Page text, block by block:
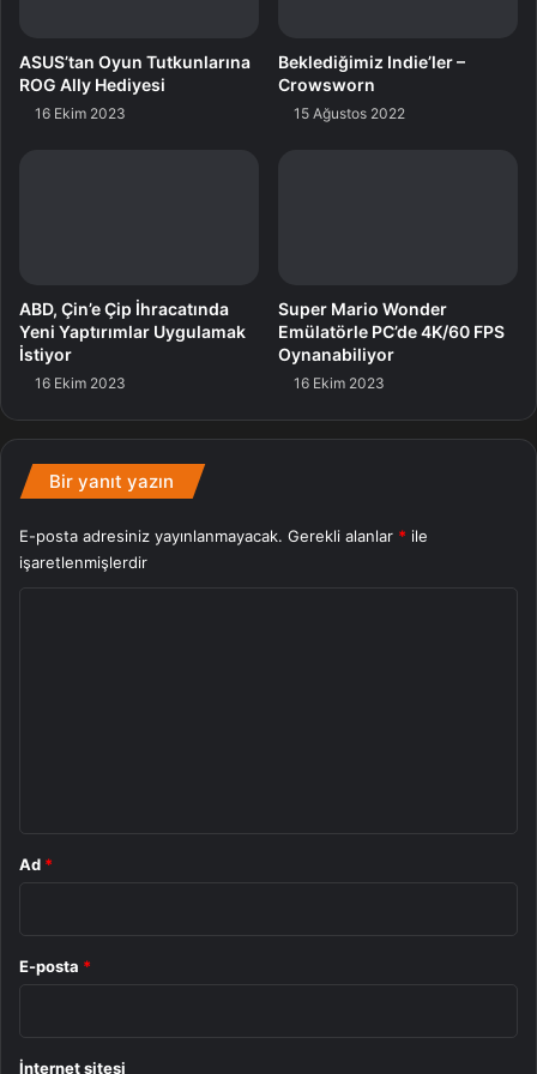
üretebilen yepisyeni bir yapay zeka modeli olan Sora‘yı
tanıtmasından birkaç gün sonra geldiğini de hatırlatalım.
ASUS’tan Oyun Tutkunlarına
ROG Ally Hediyesi
16 Ekim 2023
Beklediğimiz Indie’ler –
Crowsworn
15 Ağustos 2022
ABD, Çin’e Çip İhracatında
Yeni Yaptırımlar Uygulamak
İstiyor
16 Ekim 2023
Super Mario Wonder
Emülatörle PC’de 4K/60 FPS
Oynanabiliyor
16 Ekim 2023
Bir yanıt yazın
E-posta adresiniz yayınlanmayacak. Gerekli alanlar * ile
işaretlenmişlerdir
Ad *
E-posta *
İnternet sitesi